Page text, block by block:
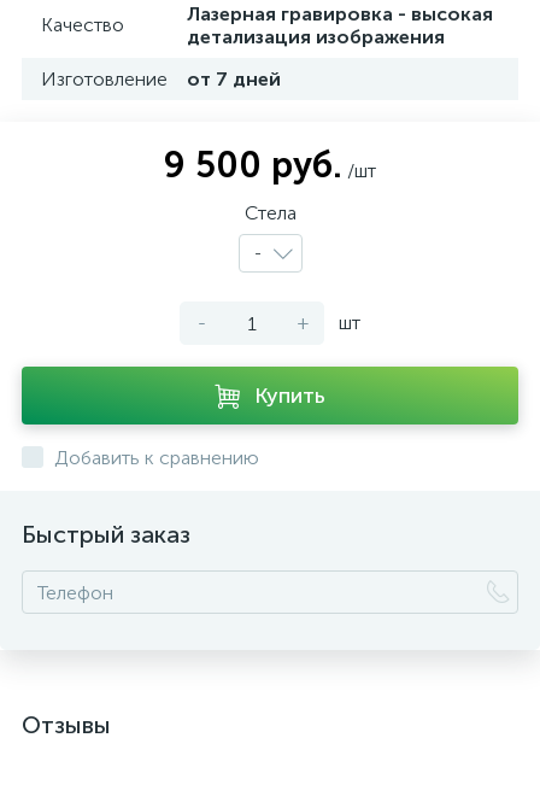
Качество
Лазерная гравировка - высокая
детализация изображения
Изготовление
от 7 дней
9 500 руб. /шт
Стела
-
- + шт
Купить
Добавить к сравнению
Быстрый заказ
Отзывы